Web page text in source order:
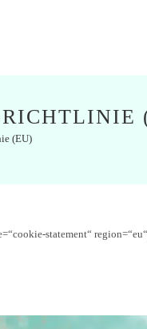
(EU)
statement“